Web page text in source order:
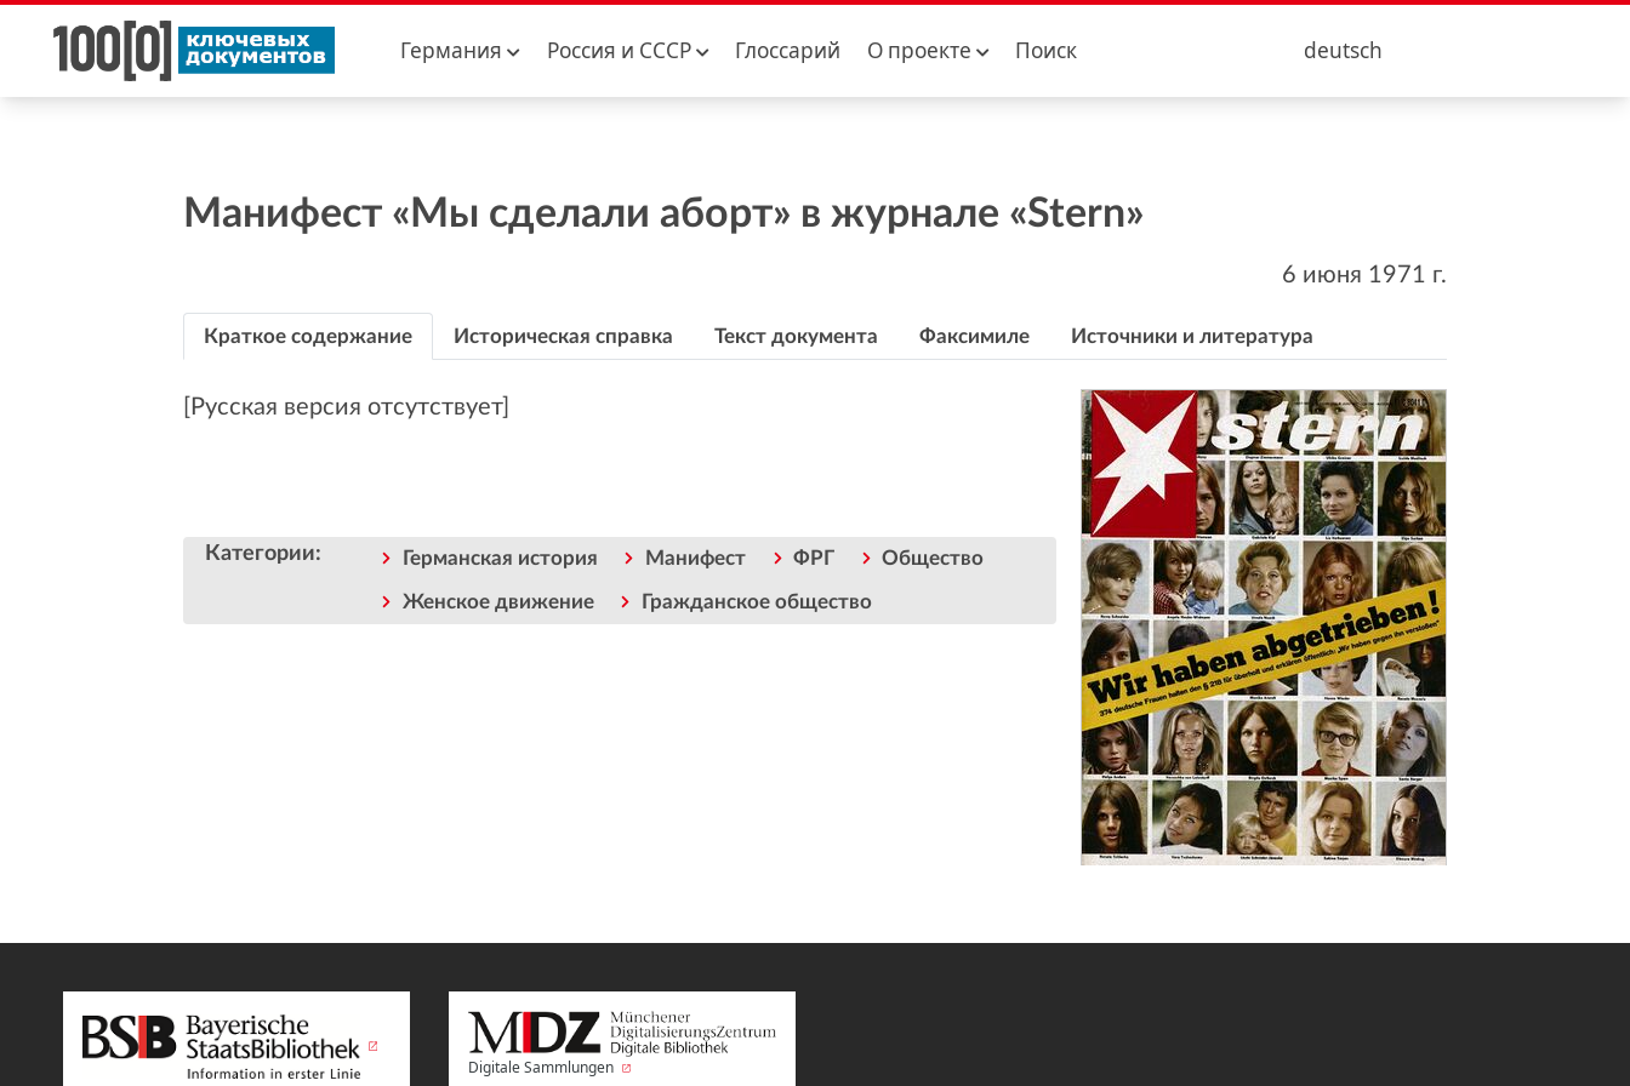
Германия Россия и CCCР Глоссарий О проекте Поиск deutsch
Манифест «Мы сделали аборт» в журнале «Stern»
6 июня 1971 г.
Краткое содержание Историческая справка Текст документа Факсимиле Источники и литература
[Русская версия отсутствует]
Категории: Германская история Манифест ФРГ Общество
Женское движение Гражданское общество
Digitale Sammlungen